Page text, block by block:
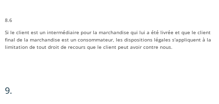
8.6
Si le client est un intermédiaire pour la marchandise qui lui a été livrée et que le client
final de la marchandise est un consommateur, les dispositions légales s'appliquent à la
limitation de tout droit de recours que le client peut avoir contre nous.
9.